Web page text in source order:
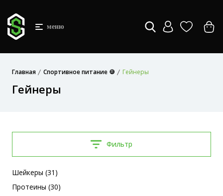
меню
Главная Спортивное питание 🍪 Гейнеры
Гейнеры
Фильтр
Шейкеры (31)
Протеины (30)